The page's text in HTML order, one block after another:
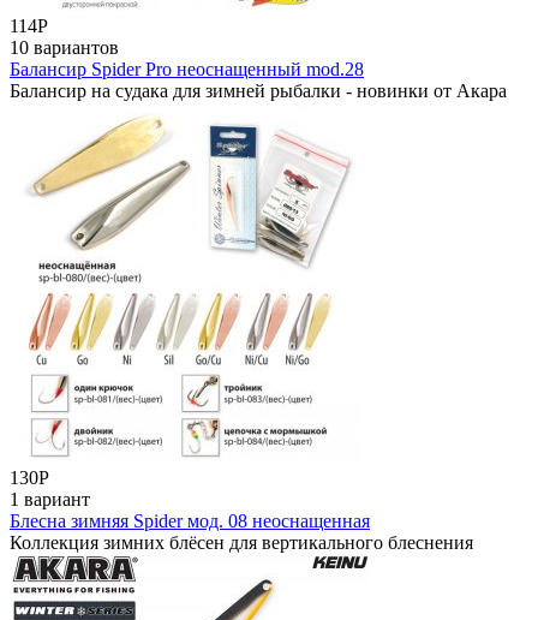
114Р
10 вариантов
Балансир Spider Pro неоснащенный mod.28
Балансир на судака для зимней рыбалки - новинки от Акара
130Р
1 вариант
Блесна зимняя Spider мод. 08 неоснащенная
Коллекция зимних блёсен для вертикального блеснения